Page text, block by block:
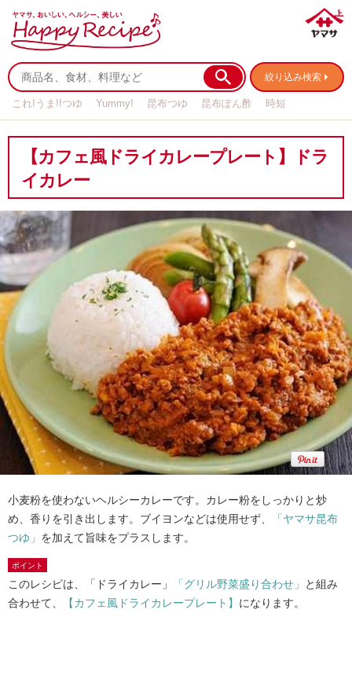
絞り込み検索
これ!うま!!つゆ Yummy! 昆布つゆ 昆布ぽん酢
時短
【カフェ風ドライカレープレート】ドラ
イカレー
小麦粉を使わないヘルシーカレーです。カレー粉をしっかりと炒
め、香りを引き出します。ブイヨンなどは使用せず、
「ヤマサ昆布
つゆ」 を加えて旨味をプラスします。
ポイント
このレシピは、「ドライカレー」 「グリル野菜盛り合わせ」 と組み
合わせて、
【カフェ風ドライカレープレート】 になります。